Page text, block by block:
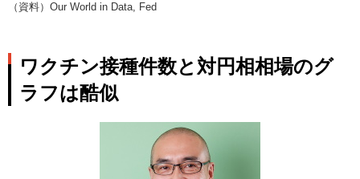
（資料）Our World in Data, Fed
ワクチン接種件数と対円相相場のグ
ラフは酷似